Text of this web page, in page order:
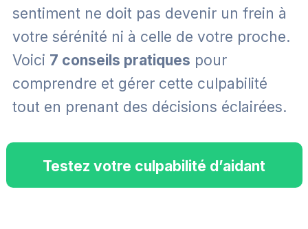
sentiment ne doit pas devenir un frein à
votre sérénité ni à celle de votre proche.
Voici 7 conseils pratiques pour
comprendre et gérer cette culpabilité
tout en prenant des décisions éclairées.
Testez votre culpabilité d’aidant